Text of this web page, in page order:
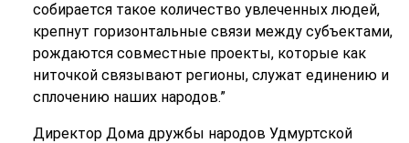
собирается такое количество увлеченных людей,
крепнут горизонтальные связи между субъектами,
рождаются совместные проекты, которые как
ниточкой связывают регионы, служат единению и
сплочению наших народов.”
Директор Дома дружбы народов Удмуртской